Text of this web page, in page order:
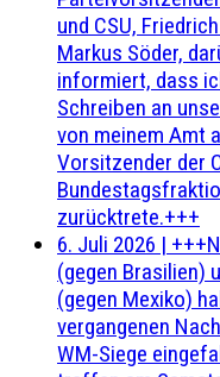
und CSU,
Markus Söder,
informiert, dass
Schreiben an
von meinem Amt
Vorsitzender der
zurücktrete.+++
6. Juli 2026 |
(gegen Brasilien)
(gegen Mexiko)
vergangenen
WM-Siege